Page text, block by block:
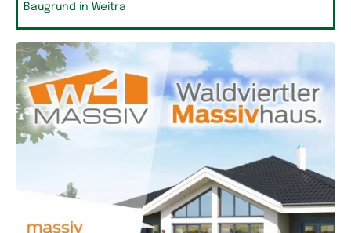
Baugrund in Weitra